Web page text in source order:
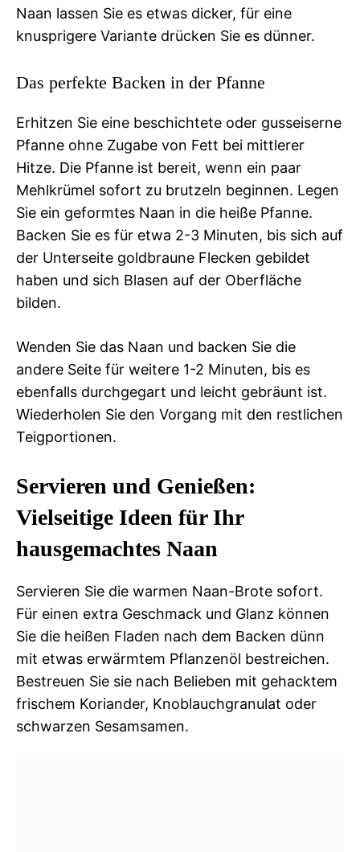
Naan lassen Sie es etwas dicker, für eine
knusprigere Variante drücken Sie es dünner.
Das perfekte Backen in der Pfanne
Erhitzen Sie eine beschichtete oder gusseiserne
Pfanne ohne Zugabe von Fett bei mittlerer
Hitze. Die Pfanne ist bereit, wenn ein paar
Mehlkrümel sofort zu brutzeln beginnen. Legen
Sie ein geformtes Naan in die heiße Pfanne.
Backen Sie es für etwa 2-3 Minuten, bis sich auf
der Unterseite goldbraune Flecken gebildet
haben und sich Blasen auf der Oberfläche
bilden.
Wenden Sie das Naan und backen Sie die
andere Seite für weitere 1-2 Minuten, bis es
ebenfalls durchgegart und leicht gebräunt ist.
Wiederholen Sie den Vorgang mit den restlichen
Teigportionen.
Servieren und Genießen:
Vielseitige Ideen für Ihr
hausgemachtes Naan
Servieren Sie die warmen Naan-Brote sofort.
Für einen extra Geschmack und Glanz können
Sie die heißen Fladen nach dem Backen dünn
mit etwas erwärmtem Pflanzenöl bestreichen.
Bestreuen Sie sie nach Belieben mit gehacktem
frischem Koriander, Knoblauchgranulat oder
schwarzen Sesamsamen.